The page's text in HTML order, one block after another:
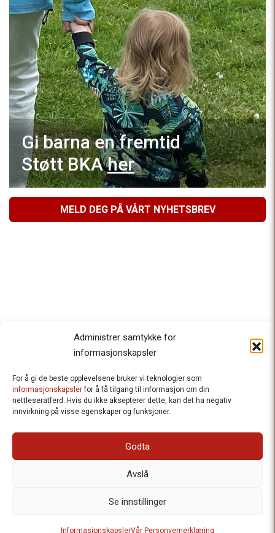
Administrer samtykke for
informasjonskapsler
For å gi de beste opplevelsene bruker vi teknologier som
informasjonskapslerfor å få tilgang til informasjon om din
nettleseratferd. Hvis du ikke aksepterer dette, kan det ha negativ
innvirkning på visse egenskaper og funksjoner.
Godta
Avslå
Se innstillinger
InformasjonskapslerVår Personvernerklæring
Gi barna en fremtid
Støtt BKAher
MELD DEG PÅ VÅRT NYHETSBREV
Besteforeldrenes klimaaksjon
Ansvarlig redaktør
: Halfdan Wiik |
: Postboks 1231 Vika, 0110 Oslo.
Organisasjonsnummer